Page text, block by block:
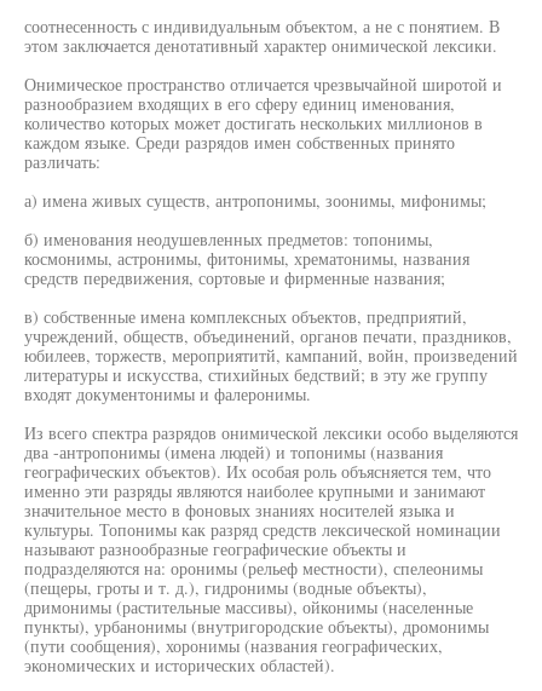
соотнесенность с индивидуальным объектом, а не с понятием. В
этом заключается денотативный характер онимической лексики.
Онимическое пространство отличается чрезвычайной широтой и
разнообразием входящих в его сферу единиц именования,
количество которых может достигать нескольких миллионов в
каждом языке. Среди разрядов имен собственных принято
различать:
а) имена живых существ, антропонимы, зоонимы, мифонимы;
б) именования неодушевленных предметов: топонимы,
космонимы, астронимы, фитонимы, хрематонимы, названия
средств передвижения, сортовые и фирменные названия;
в) собственные имена комплексных объектов, предприятий,
учреждений, обществ, объединений, органов печати, праздников,
юбилеев, торжеств, мероприятитй, кампаний, войн, произведений
литературы и искусства, стихийных бедствий; в эту же группу
входят документонимы и фалеронимы.
Из всего спектра разрядов онимической лексики особо выделяются
два -антропонимы (имена людей) и топонимы (названия
географических объектов). Их особая роль объясняется тем, что
именно эти разряды являются наиболее крупными и занимают
значительное место в фоновых знаниях носителей языка и
культуры. Топонимы как разряд средств лексической номинации
называют разнообразные географические объекты и
подразделяются на: оронимы (рельеф местности), спелеонимы
(пещеры, гроты и т. д.), гидронимы (водные объекты),
дримонимы (растительные массивы), ойконимы (населенные
пункты), урбанонимы (внутригородские объекты), дромонимы
(пути сообщения), хоронимы (названия географических,
экономических и исторических областей).